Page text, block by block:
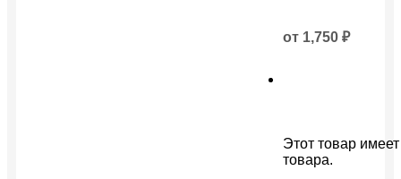
от 1,750 ₽
Этот товар
товара.